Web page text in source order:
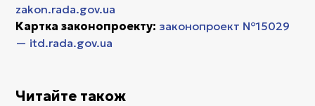
zakon.rada.gov.ua
Картка законопроекту: законопроект №15029
— itd.rada.gov.ua
Читайте також